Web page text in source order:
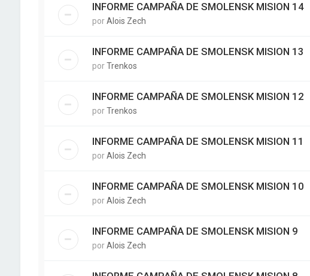
INFORME CAMPAÑA DE SMOLENSK MISION 14
porAlois Zech
INFORME CAMPAÑA DE SMOLENSK MISION 13
porTrenkos
INFORME CAMPAÑA DE SMOLENSK MISION 12
porTrenkos
INFORME CAMPAÑA DE SMOLENSK MISION 11
porAlois Zech
INFORME CAMPAÑA DE SMOLENSK MISION 10
porAlois Zech
INFORME CAMPAÑA DE SMOLENSK MISION 9
porAlois Zech